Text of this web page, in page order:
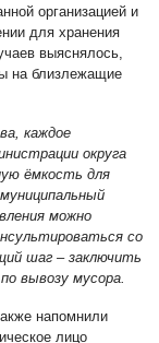
организацией и
для хранения
выяснялось,
на близлежащие
каждое
округа
ёмкость для
можно
со
шаг – заключить
вывозу мусора.
напомнили
лицо